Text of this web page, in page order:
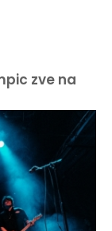
zve na